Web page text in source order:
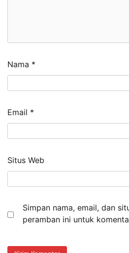
Nama *
Email *
Situs Web
Simpan nama, email, dan
peramban ini untuk